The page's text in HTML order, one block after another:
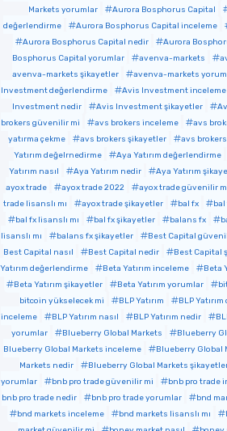
Markets yorumlar
Aurora Bosphorus Capital
değerlendirme
Aurora Bosphorus Capital inceleme
Aurora Bosphorus Capital nedir
Aurora
Bosphorus Capital yorumlar
avenva-markets
avenva-markets şikayetler
avenva-markets
Investment değerlendirme
Avis Investment inceleme
Investment nedir
Avis Investment şikayetler
brokers güvenilir mi
avs brokers inceleme avs
yatırma çekme
avs brokers şikayetler avs
Yatırım değelrnedirme
Aya Yatırım değerlendirme
Yatırım nasıl
Aya Yatırım nedir Aya Yatırım
ayox trade
ayox trade 2022 ayox trade güvenilir
trade lisanslı mı
ayox trade şikayetler bal fx bal
bal fx lisanslı mı
bal fx şikayetler balans fx
lisanslı mı
balans fx şikayetler Best Capital
Best Capital nasıl
Best Capital nedir Best Capital
Yatırım değerlendirme
Beta Yatırım inceleme Beta
Beta Yatırım şikayetler
Beta Yatırım yorumlar
bitcoin yükselecek mi
BLP Yatırım BLP
inceleme
BLP Yatırım nasıl BLP Yatırım nedir
yorumlar
Blueberry Global Markets
Blueberry
Blueberry Global Markets inceleme
Blueberry Global
Markets nedir
Blueberry Global Markets
yorumlar
bnb pro trade güvenilir mi bnb pro trade
bnb pro trade nedir
bnb pro trade yorumlar bnd
bnd markets inceleme
bnd markets lisanslı mı